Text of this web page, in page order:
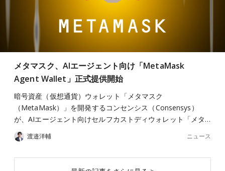
メタマスク、AIエージェント向け「MetaMask
Agent Wallet」正式提供開始
暗号資産（仮想通貨）ウォレット「メタマスク
（MetaMask）」を開発するコンセンシス（Consensys）
が、AIエージェント向けセルフカストディウォレット「メタ…
渡邉洋輔 ニュース